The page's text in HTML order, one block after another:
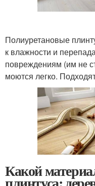
Полиуретановые
к влажности и
повреждениям (им не
моются легко.
Какой